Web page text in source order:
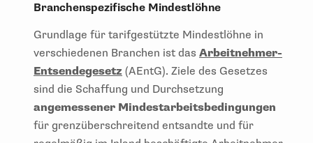
Branchenspezifische Mindestlöhne
Grundlage für tarifgestützte Mindestlöhne in
verschiedenen Branchen ist das Arbeitnehmer-
Entsendegesetz (AEntG). Ziele des Gesetzes
sind die Schaffung und Durchsetzung
angemessener Mindestarbeitsbedingungen
für grenzüberschreitend entsandte und für